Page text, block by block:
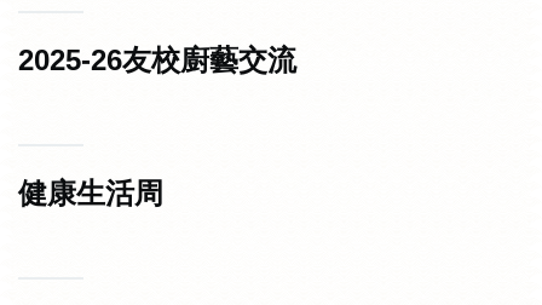
2025-26友校廚藝交流
健康生活周